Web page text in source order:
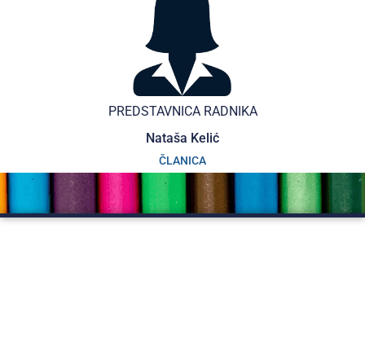
Nataša Kelić
ČLANICA
PREDSTAVNICA RADNIKA